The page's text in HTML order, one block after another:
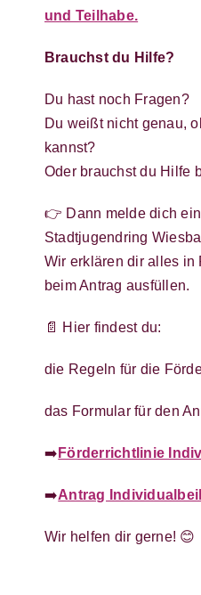
und Teilhabe.
Brauchst du Hilfe?
Du hast noch Fragen?
Du weißt nicht genau,
kannst?
Oder brauchst du Hilfe
👉 Dann melde dich
Stadtjugendring
Wir erklären dir alles in
beim Antrag ausfüllen.
📄 Hier findest du:
die Regeln für die
das Formular für den
➡️ Förderrichtlinie
➡️Antrag
Wir helfen dir gerne! 😊